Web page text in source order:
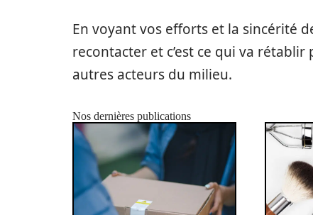
En voyant vos efforts et la sincérité
recontacter et c’est ce qui va
autres acteurs du milieu.
Nos dernières publications